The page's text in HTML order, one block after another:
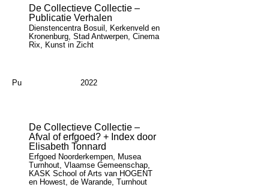
De Collectieve Collectie –
Publicatie Verhalen
Dienstencentra Bosuil, Kerkenveld en
Kronenburg, Stad Antwerpen, Cinema
Rix, Kunst in Zicht
Pu 2022
De Collectieve Collectie –
Afval of erfgoed? + Index door
Elisabeth Tonnard
Erfgoed Noorderkempen, Musea
Turnhout, Vlaamse Gemeenschap,
KASK School of Arts van HOGENT
en Howest, de Warande, Turnhout